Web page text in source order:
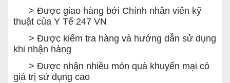
> Được giao hàng bởi Chính nhân viên kỹ
thuật của Y Tế 247 VN
> Được kiểm tra hàng và hướng dẫn sử dụng
khi nhận hàng
> Được nhận nhiều món quà khuyến mại có
giá trị sử dụng cao